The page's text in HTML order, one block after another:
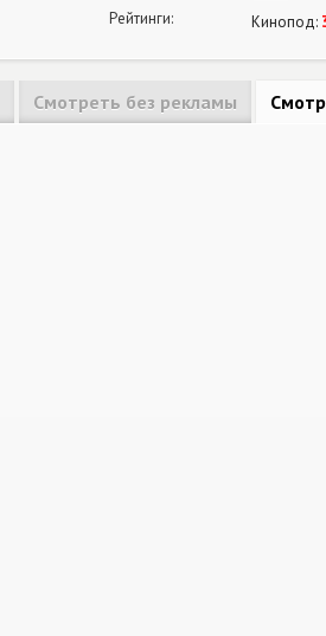
Рейтинги: Кинопод:
Смотреть без рекламы